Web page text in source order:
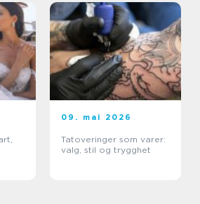
09. mai 2026
Tatoveringer som varer:
valg, stil og trygghet